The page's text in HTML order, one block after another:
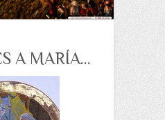
A MARÍA…